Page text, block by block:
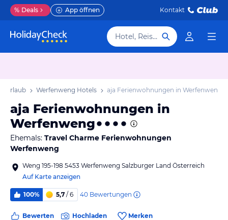
% Deals App öffnen Kontakt
Hotel, Reiseziel
Urlaub Werfenweng Hotels aja Ferienwohnungen in Werfenweng
aja Ferienwohnungen in
Werfenweng
Ehemals: Travel Charme Ferienwohnungen
Werfenweng
Weng 195-198 5453 Werfenweng Salzburger Land Österreich
Auf Karte anzeigen
100% 5,7 / 6 40 Bewertungen
Bewerten Hochladen Merken